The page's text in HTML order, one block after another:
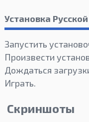
Установка
Запустить
Произвести
Дождаться
Играть.
Скриншоты